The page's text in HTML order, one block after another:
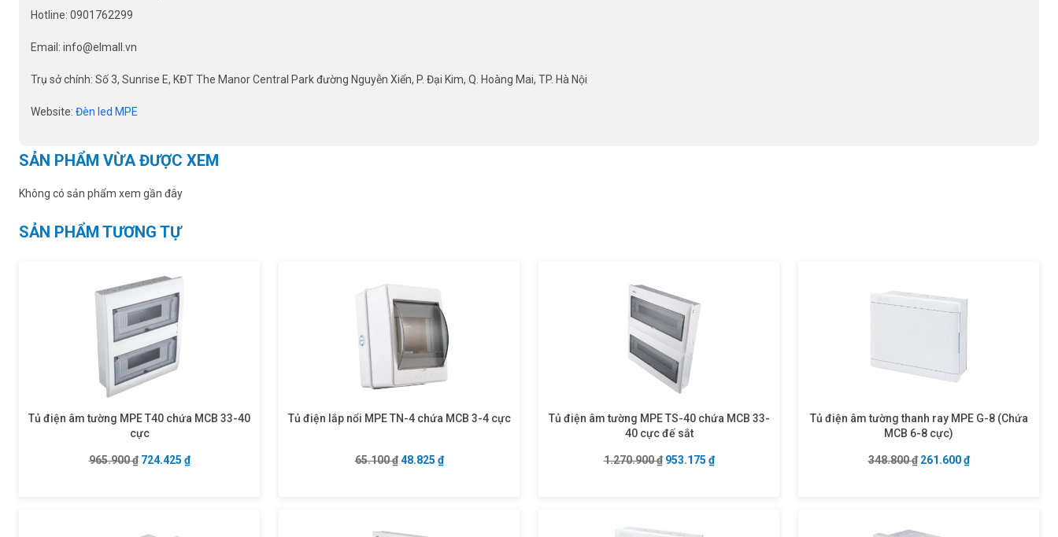
Hotline: 0901762299
Email: info@elmall.vn
Trụ sở chính: Số 3, Sunrise E, KĐT The Manor Central Park đường Nguyễn Xiển, P. Đại Kim, Q. Hoàng Mai, TP. Hà Nội
Website: Đèn led MPE
SẢN PHẨM VỪA ĐƯỢC XEM
Không có sản phẩm xem gần đây
SẢN PHẨM TƯƠNG TỰ
Tủ điện âm tường MPE T40 chứa MCB 33-40
cực
965.900₫ Giá gốc là: 965.900 ₫.
724.425 ₫Giá hiện tại là: 724.425 ₫.
Tủ điện lắp nổi MPE TN-4 chứa MCB 3-4 cực
65.100₫ Giá gốc là: 65.100 ₫.
48.825 ₫Giá hiện tại là: 48.825 ₫.
Tủ điện âm tường MPE TS-40 chứa MCB 33-
40 cực đế sắt
1.270.900₫ Giá gốc là: 1.270.900 ₫.
953.175 ₫Giá hiện tại là: 953.175 ₫.
Tủ điện âm tường thanh ray MPE G-8 (Chứa
MCB 6-8 cực)
348.800₫ Giá gốc là: 348.800 ₫.
261.600₫Giá hiện tại là: